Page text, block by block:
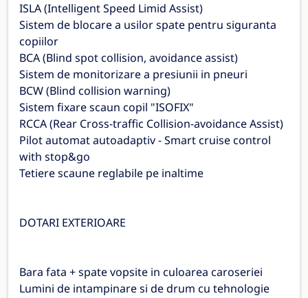
ISLA (Intelligent Speed Limid Assist)
Sistem de blocare a usilor spate pentru siguranta
copiilor
BCA (Blind spot collision, avoidance assist)
Sistem de monitorizare a presiunii in pneuri
BCW (Blind collision warning)
Sistem fixare scaun copil "ISOFIX"
RCCA (Rear Cross-traffic Collision-avoidance Assist)
Pilot automat autoadaptiv - Smart cruise control
with stop&go
Tetiere scaune reglabile pe inaltime
DOTARI EXTERIOARE
Bara fata + spate vopsite in culoarea caroseriei
Lumini de intampinare si de drum cu tehnologie